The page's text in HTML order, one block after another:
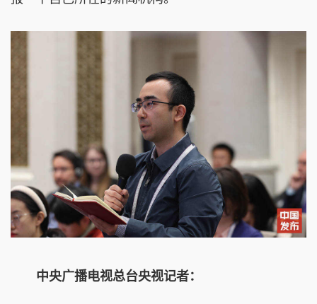
中央广播电视总台央视记者：